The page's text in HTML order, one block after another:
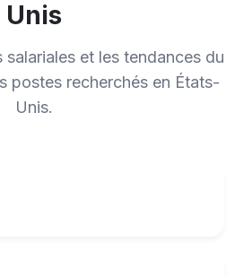
Unis
salariales et les tendances du
postes recherchés en États-
Unis.